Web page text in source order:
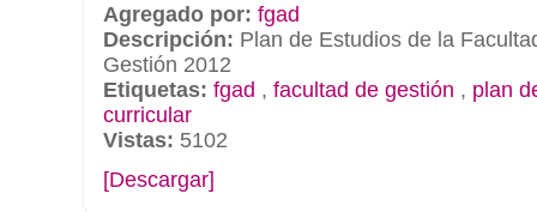
Agregado por: fgad
Descripción: Plan de Estudios de la
Gestión 2012
Etiquetas: fgad , facultad de gestión , plan
curricular
Vistas: 5102
[Descargar]